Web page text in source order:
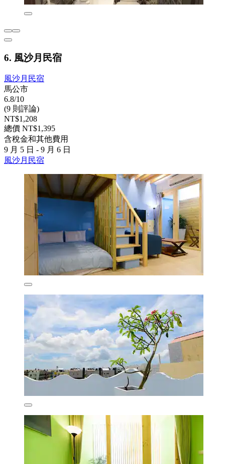
6. 風沙月民宿
風沙月民宿
馬公市
6.8/10
(9 則評論)
NT$1,208
總價 NT$1,395
含稅金和其他費用
9 月 5 日 - 9 月 6 日
風沙月民宿